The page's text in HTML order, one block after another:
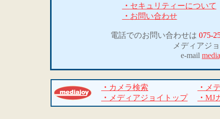
・ セキュリティーについて
・ お問い合わせ
電話でのお問い合わせは 075-
メディアジ
e-mail
・ カメラ検索 ・ メ
・ メディアジョイトップ ・ MJ